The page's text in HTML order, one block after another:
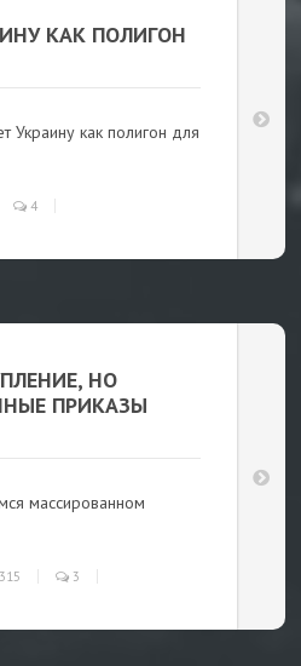
КАК ПОЛИГОН
Украину как полигон для
4
НО
ПРИКАЗЫ
массированном
3